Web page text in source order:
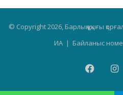
© Copyright 2026, Барлық құқығы
ИА | Байланыс